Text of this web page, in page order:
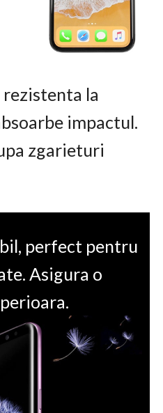
la
impactul.
zgarieturi
perfect pentru
Asigura o